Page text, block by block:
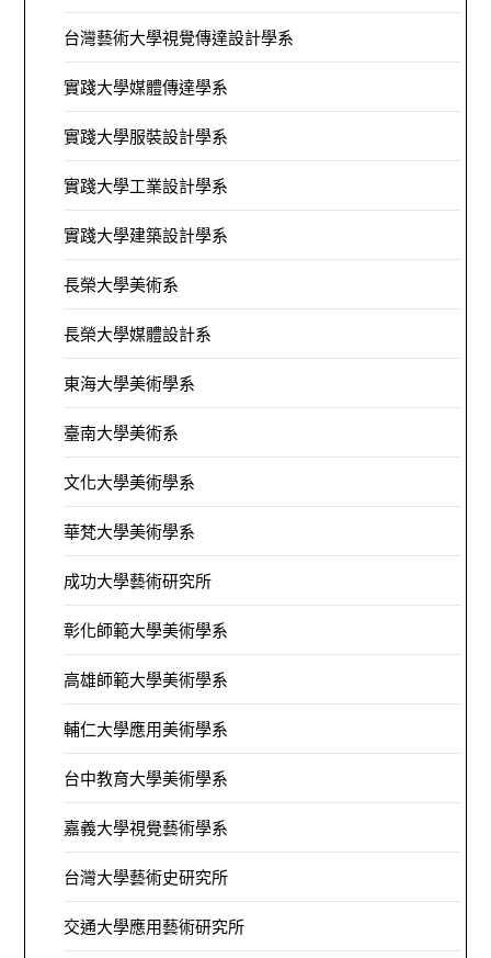
台灣藝術大學視覺傳達設計學系
實踐大學媒體傳達學系
實踐大學服裝設計學系
實踐大學工業設計學系
實踐大學建築設計學系
長榮大學美術系
長榮大學媒體設計系
東海大學美術學系
臺南大學美術系
文化大學美術學系
華梵大學美術學系
成功大學藝術研究所
彰化師範大學美術學系
高雄師範大學美術學系
輔仁大學應用美術學系
台中教育大學美術學系
嘉義大學視覺藝術學系
台灣大學藝術史研究所
交通大學應用藝術研究所